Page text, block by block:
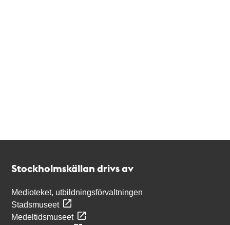
Stockholmskällan drivs av
Medioteket, utbildningsförvaltningen
Stadsmuseet
Medeltidsmuseet